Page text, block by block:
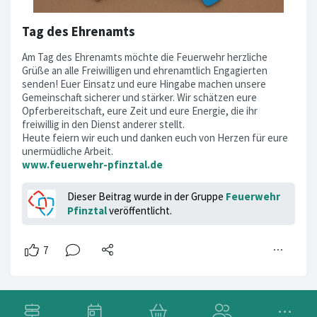
Tag des Ehrenamts
Am Tag des Ehrenamts möchte die Feuerwehr herzliche
Grüße an alle Freiwilligen und ehrenamtlich Engagierten
senden! Euer Einsatz und eure Hingabe machen unsere
Gemeinschaft sicherer und stärker. Wir schätzen eure
Opferbereitschaft, eure Zeit und eure Energie, die ihr
freiwillig in den Dienst anderer stellt.
Heute feiern wir euch und danken euch von Herzen für eure
unermüdliche Arbeit.
www.feuerwehr-pfinztal.de
Dieser Beitrag wurde in der Gruppe Feuerwehr
Pfinztalveröffentlicht.